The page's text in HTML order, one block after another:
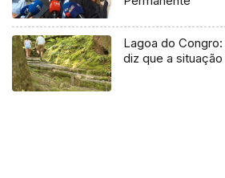
Lagoa do
diz que a